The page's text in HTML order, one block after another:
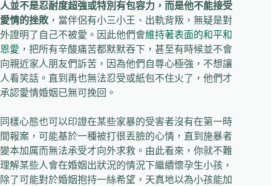
人並不是忍耐度超強或特別有包容力，而是他不能接受
愛情的挫敗 ，當伴侶有小三小王、出軌背叛，無疑是對
外證明了自己不被愛。因此他們會維持著表面的和平和
恩愛 ，把所有辛酸痛苦都默默吞下，甚至有時候並不會
向親近家人朋友們訴苦，因為他們自尊心極強，不想讓
人看笑話。直到再也無法忍受或紙包不住火了，他們才
承認愛情婚姻已無可挽回。
同樣心態也可以印證在某些家暴的受害者沒有在第一時
間報案，可能基於一種被打很丟臉的心情，直到施暴者
變本加厲而無法承受才向外求救。由此看來，你就不難
理解某些人會在婚姻出狀況的情況下繼續懷孕生小孩，
除了可能對於婚姻抱持一絲希望，天真地以為小孩能加